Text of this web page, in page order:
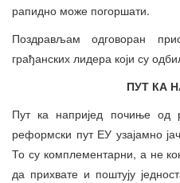
рапидно може погоршати.
Поздрављам одговоран
грађанских лидера који су
ПУТ КА
Пут ка напријед почиње од
реформски пут ЕУ узајамно
То су комплементарни, а не
да прихвате и поштују